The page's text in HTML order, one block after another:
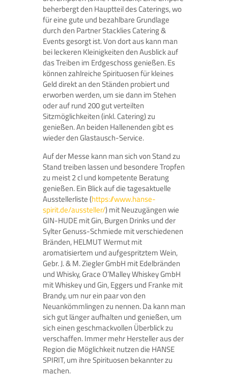
beherbergt den Hauptteil des Caterings, wo
für eine gute und bezahlbare Grundlage
durch den Partner Stacklies Catering &
Events gesorgt ist. Von dort aus kann man
bei leckeren Kleinigkeiten den Ausblick auf
das Treiben im Erdgeschoss genießen. Es
können zahlreiche Spirituosen für kleines
Geld direkt an den Ständen probiert und
erworben werden, um sie dann im Stehen
oder auf rund 200 gut verteilten
Sitzmöglichkeiten (inkl. Catering) zu
genießen. An beiden Hallenenden gibt es
wieder den Glastausch-Service.
Auf der Messe kann man sich von Stand zu
Stand treiben lassen und besondere Tropfen
zu meist 2 cl und kompetente Beratung
genießen. Ein Blick auf die tagesaktuelle
Ausstellerliste (https://www.hanse-
spirit.de/aussteller/) mit Neuzugängen wie
GIN-HUDE mit Gin, Burgen Drinks und der
Sylter Genuss-Schmiede mit verschiedenen
Bränden, HELMUT Wermut mit
aromatisiertem und aufgespritztem Wein,
Gebr. J. & M. Ziegler GmbH mit Edelbränden
und Whisky, Grace O’Malley Whiskey GmbH
mit Whiskey und Gin, Eggers und Franke mit
Brandy, um nur ein paar von den
Neuankömmlingen zu nennen. Da kann man
sich gut länger aufhalten und genießen, um
sich einen geschmackvollen Überblick zu
verschaffen. Immer mehr Hersteller aus der
Region die Möglichkeit nutzen die HANSE
SPIRIT, um ihre Spirituosen bekannter zu
machen.